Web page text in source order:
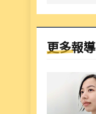
更多報導